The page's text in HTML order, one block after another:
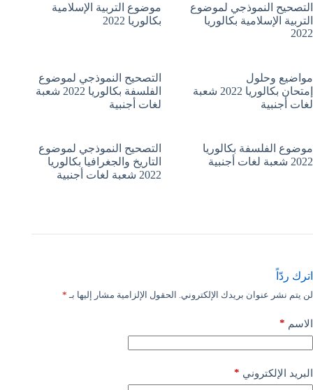
التصحيح النموذجي لموضوع
التربية الإسلامية بكالوريا
2022
موضوع التربية الإسلامية
بكالوريا 2022
مواضيع وحلول
إمتحان بكالوريا 2022 شعبة
لغات أجنبية
التصحيح النموذجي لموضوع
الفلسفة بكالوريا 2022 شعبة
لغات أجنبية
موضوع الفلسفة بكالوريا
2022 شعبة لغات أجنبية
التصحيح النموذجي لموضوع
التاريخ والجغرافيا بكالوريا
2022 شعبة لغات أجنبية
اترك ردّاً
لن يتم نشر عنوان بريدك الإلكتروني. الحقول الإلزامية مشار إليها بـ *
الاسم *
البريد الإلكتروني *